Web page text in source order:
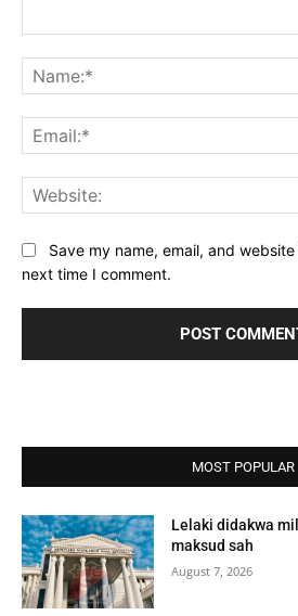
Save my name, email, and
next time I comment.
MOST POPULAR
Lelaki didakwa
maksud sah
August 7, 2026